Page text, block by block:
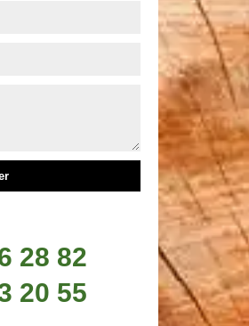
28 82
20 55